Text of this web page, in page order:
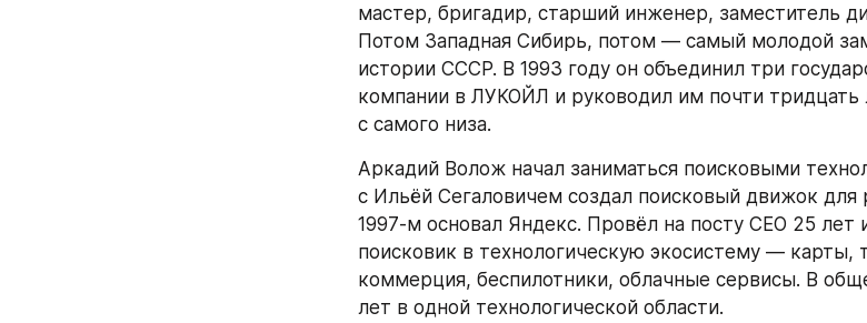
мастер, бригадир, старший инженер, заместитель
Потом Западная Сибирь, потом — самый молодой
истории СССР. В 1993 году он объединил три
компании в ЛУКОЙЛ и руководил им почти тридцать
с самого низа.
Аркадий Волож начал заниматься поисковыми
с Ильёй Сегаловичем создал поисковый движок для
1997-м основал Яндекс. Провёл на посту CEO 25 лет
поисковик в технологическую экосистему — карты,
коммерция, беспилотники, облачные сервисы. В
лет в одной технологической области.